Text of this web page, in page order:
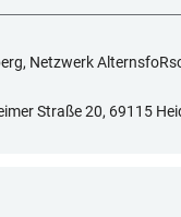
Netzwerk
Straße 20, 69115